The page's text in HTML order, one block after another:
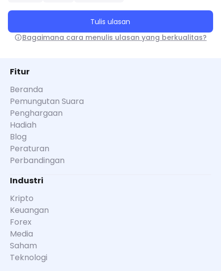
Tulis ulasan
Bagaimana cara menulis ulasan yang berkualitas?
Fitur
Beranda
Pemungutan Suara
Penghargaan
Hadiah
Blog
Peraturan
Perbandingan
Industri
Kripto
Keuangan
Forex
Media
Saham
Teknologi